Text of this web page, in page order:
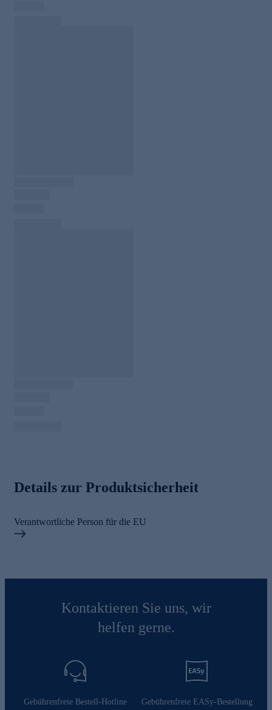
Details zur Produktsicherheit
Verantwortliche Person für die EU
Kontaktieren Sie uns, wir
helfen gerne.
Gebührenfreie Bestell-Hotline Gebührenfreie EASy-Bestellung